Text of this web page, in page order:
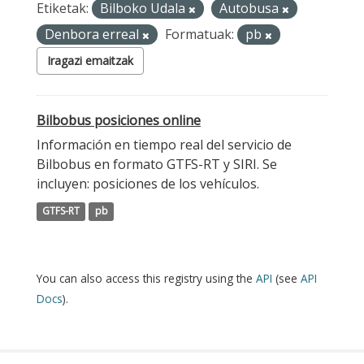
Etiketak: Bilboko Udala
Autobusa
Denbora erreal
Formatuak: pb
Iragazi emaitzak
Bilbobus posiciones online
Información en tiempo real del servicio de
Bilbobus en formato GTFS-RT y SIRI. Se
incluyen: posiciones de los vehículos.
GTFS-RT pb
You can also access this registry using the API (see API
Docs).